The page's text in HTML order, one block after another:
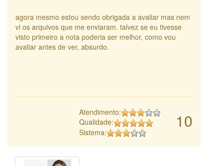
agora mesmo estou sendo obrigada a avaliar mas nem
vi os arquivos que me enviaram. talvez se eu tivesse
visto primeiro a nota poderia ser melhor, como vou
avaliar antes de ver, absurdo.
10
Atendimento:
Qualidade:
Sistema: